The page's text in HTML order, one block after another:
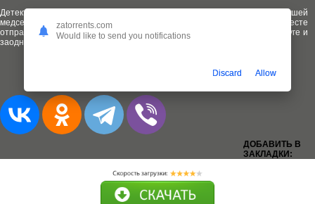
Детективный роуд-муви о пожилом детективе Джеке и овдовевшей
медсестре Джоан, которые после случайного знакомства вместе
отправляются в путешествие по Австралии, узнают больше друг о друге и
заодно расследуют преступления.
Добавлена 1-6 серия (из 8)
ДОБАВИТЬ В
ЗАКЛАДКИ:
zatorrents.com
Would like to send you notifications
Discard Allow